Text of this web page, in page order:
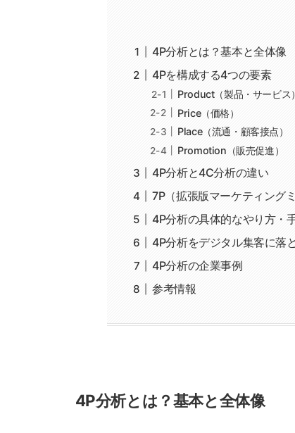
4P分析とは？基本と全体像
4Pを構成する4つの要素
Product（製品・サービス）
Price（価格）
Place（流通・顧客接点）
Promotion（販売促進）
4P分析と4C分析の違い
7P（拡張版マーケティング
4P分析の具体的なやり方・
4P分析をデジタル集客に落
4P分析の企業事例
参考情報
4P分析とは？基本と全体像